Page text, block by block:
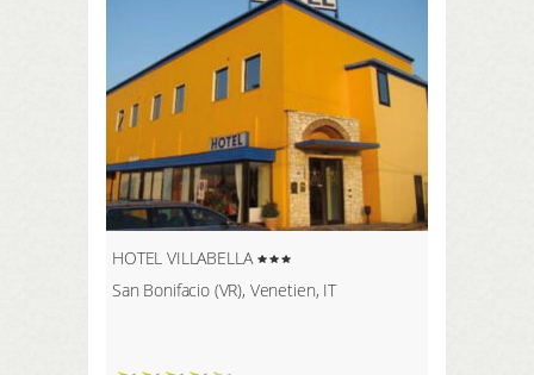
HOTEL VILLABELLA
San Bonifacio (VR), Venetien, IT